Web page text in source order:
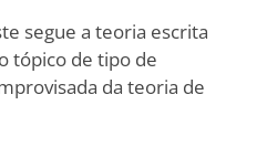
segue a teoria escrita
tópico de tipo de
da teoria de